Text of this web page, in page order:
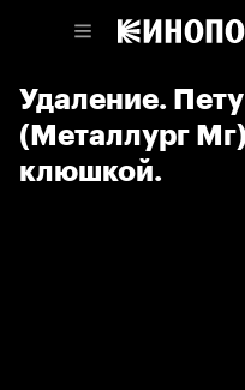
Удаление.
(Металлург
клюшкой.